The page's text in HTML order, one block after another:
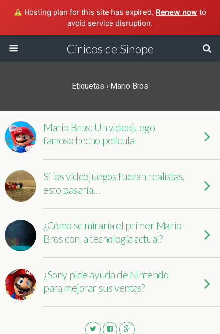
Hosting plan for this site has expired. Renew now to
avoid service disruption.
Cínicos de Sinope
Etiquetas › Mario Bros
Mario Bros: Un videojuego
famoso hecho película
Si los videojuegos fueran realistas,
esto pasaría…
¿Cómo se miraría el primer Mario
Bros con la tecnología actual?
¿Sony pide ayuda de Nintendo
para mejorar sus ventas?